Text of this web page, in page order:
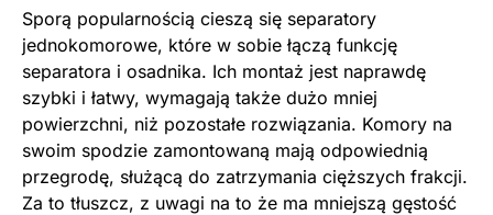
Sporą popularnością cieszą się separatory
jednokomorowe, które w sobie łączą funkcję
separatora i osadnika. Ich montaż jest naprawdę
szybki i łatwy, wymagają także dużo mniej
powierzchni, niż pozostałe rozwiązania. Komory na
swoim spodzie zamontowaną mają odpowiednią
przegrodę, służącą do zatrzymania cięższych frakcji.
Za to tłuszcz, z uwagi na to że ma mniejszą gęstość